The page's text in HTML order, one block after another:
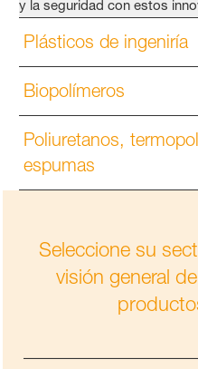
Plásticos de ingeniría
Biopolímeros
Poliuretanos,
espumas
Seleccione su
visión general